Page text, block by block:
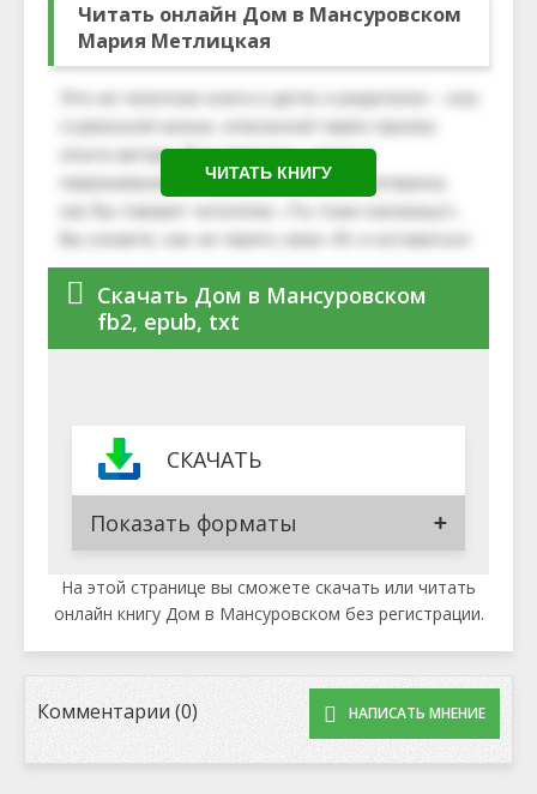
Читать онлайн Дом в Мансуровском
Мария Метлицкая
ЧИТАТЬ КНИГУ
Скачать Дом в Мансуровском
fb2, epub, txt
СКАЧАТЬ
Показать форматы
На этой странице вы сможете скачать или читать
онлайн книгу Дом в Мансуровском без регистрации.
Комментарии (0) НАПИСАТЬ МНЕНИЕ